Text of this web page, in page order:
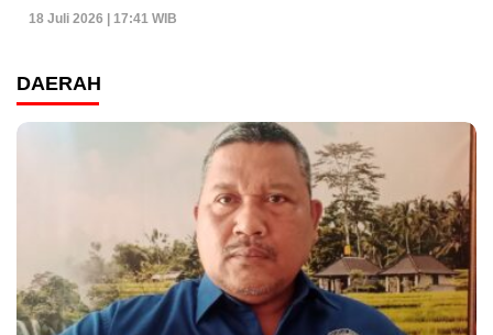
18 Juli 2026 | 17:41 WIB
DAERAH